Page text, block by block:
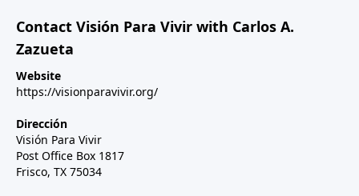
Contact Visión Para Vivir with Carlos A.
Zazueta
Website
https://visionparavivir.org/
Dirección
Visión Para Vivir
Post Office Box 1817
Frisco, TX 75034